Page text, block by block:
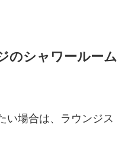
のシャワールーム
い場合は、ラウンジス